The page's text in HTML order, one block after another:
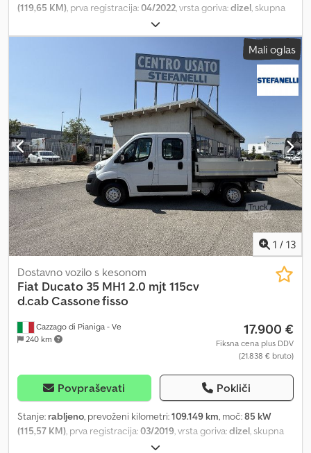
(119,65 KM), prva registracija:04/2022, vrsta goriva:dizel, skupna
, vrsta prenosa:
dovoljena skupna masa: 3340 kg. Dodpfx Aezq Hyvsliock
Mali oglas
1 / 13
Cazzago di Pianiga - Ve
240 km
Dostavno vozilo s kesonom
Fiat Ducato 35 MH1 2.0 mjt 115cv
d.cab Cassone fisso
17.900 €
Fiksna cena plus DDV
(21.838 € bruto)
Povpraševati Pokliči
Stanje: rabljeno, prevoženi kilometri:109.149 km, moč:85 kW
(115,57 KM), prva registracija:03/2019, vrsta goriva:dizel, skupna
, vrsta prenosa: